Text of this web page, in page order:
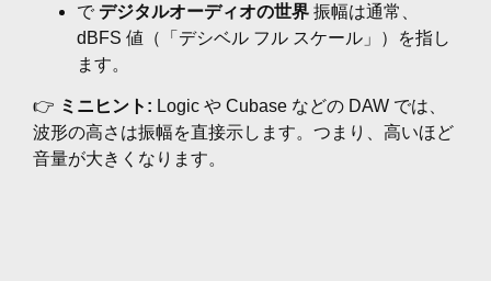
で デジタルオーディオの世界 振幅は通常、
dBFS 値（「デシベル フル スケール」）を指し
ます。
👉 ミニヒント: Logic や Cubase などの DAW では、
波形の高さは振幅を直接示します。つまり、高いほど
音量が大きくなります。